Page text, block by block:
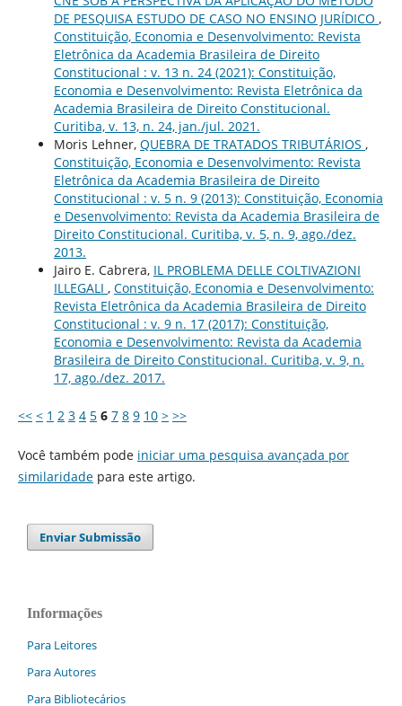
DE PESQUISA ESTUDO DE CASO NO ENSINO JURÍDICO ,
Constituição, Economia e Desenvolvimento: Revista
Eletrônica da Academia Brasileira de Direito
Constitucional : v. 13 n. 24 (2021): Constituição,
Economia e Desenvolvimento: Revista Eletrônica da
Academia Brasileira de Direito Constitucional.
Curitiba, v. 13, n. 24, jan./jul. 2021.
Moris Lehner, QUEBRA DE TRATADOS TRIBUTÁRIOS ,
Constituição, Economia e Desenvolvimento: Revista
Eletrônica da Academia Brasileira de Direito
Constitucional : v. 5 n. 9 (2013): Constituição, Economia
e Desenvolvimento: Revista da Academia Brasileira de
Direito Constitucional. Curitiba, v. 5, n. 9, ago./dez.
2013.
Jairo E. Cabrera, IL PROBLEMA DELLE COLTIVAZIONI
ILLEGALI , Constituição, Economia e Desenvolvimento:
Revista Eletrônica da Academia Brasileira de Direito
Constitucional : v. 9 n. 17 (2017): Constituição,
Economia e Desenvolvimento: Revista da Academia
Brasileira de Direito Constitucional. Curitiba, v. 9, n.
17, ago./dez. 2017.
<< < 1 2 3 4 5 6 7 8 9 10 > >>
Você também pode iniciar uma pesquisa avançada por
similaridadepara este artigo.
Enviar Submissão
Informações
Para Leitores
Para Autores
Para Bibliotecários